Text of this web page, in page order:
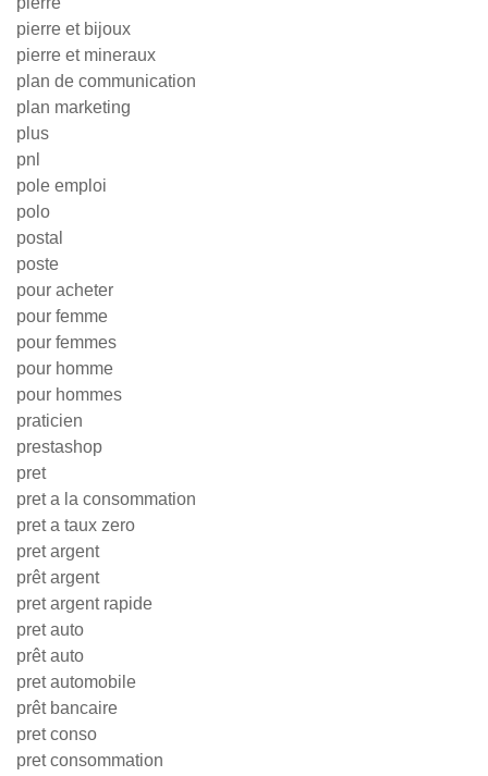
pierre et bijoux
pierre et mineraux
plan de communication
plan marketing
plus
pnl
pole emploi
polo
postal
poste
pour acheter
pour femme
pour femmes
pour homme
pour hommes
praticien
prestashop
pret
pret a la consommation
pret a taux zero
pret argent
prêt argent
pret argent rapide
pret auto
prêt auto
pret automobile
prêt bancaire
pret conso
pret consommation